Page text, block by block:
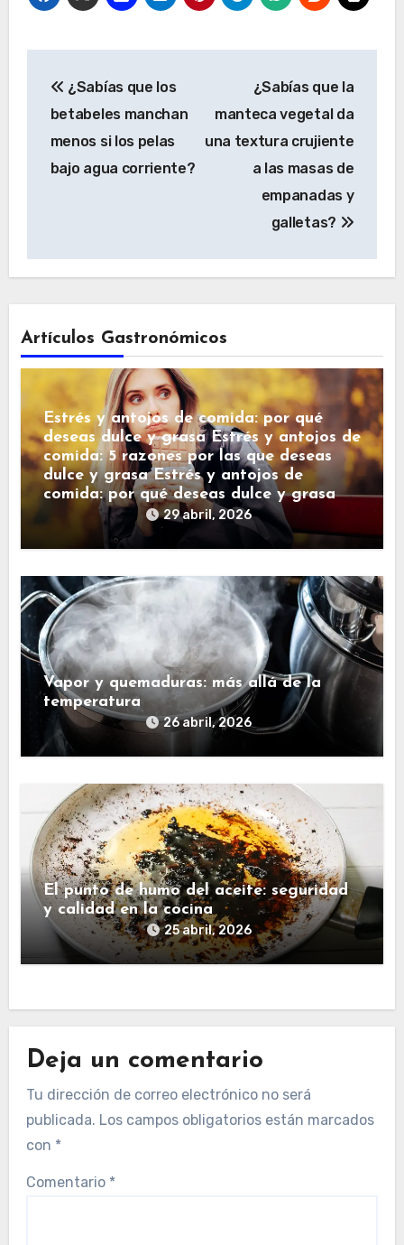
de
entradas
¿Sabías que los
betabeles manchan
menos si los pelas
bajo agua corriente?
¿Sabías que la
manteca vegetal da
una textura crujiente
a las masas de
empanadas y
galletas?
Artículos Gastronómicos
Estrés y antojos de comida: por qué
deseas dulce y grasa Estrés y antojos de
comida: 5 razones por las que deseas
dulce y grasa Estrés y antojos de
comida: por qué deseas dulce y grasa
29 abril, 2026
Vapor y quemaduras: más allá de la
temperatura
26 abril, 2026
El punto de humo del aceite: seguridad
y calidad en la cocina
25 abril, 2026
Deja un comentario
Tu dirección de correo electrónico no será
publicada. Los campos obligatorios están marcados
con *
Comentario *